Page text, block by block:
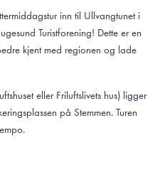
inn til Ullvangtunet i
Turistforening! Dette er en
kjent med regionen og lade
eller Friluftslivets hus) ligger
på Stemmen. Turen